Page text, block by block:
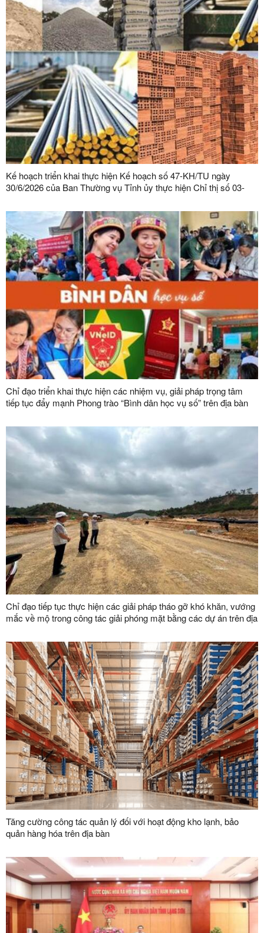
Kế hoạch triển khai thực hiện Kế hoạch số 47-KH/TU ngày
30/6/2026 của Ban Thường vụ Tỉnh ủy thực hiện Chỉ thị số 03-
đạo của Đảng đối với công tác quản lý, phát triển vật liệu xây
dựng trong giai đoạn mới
Chỉ đạo triển khai thực hiện các nhiệm vụ, giải pháp trọng tâm
tiếp tục đẩy mạnh Phong trào “Bình dân học vụ số” trên địa bàn
Chỉ đạo tiếp tục thực hiện các giải pháp tháo gỡ khó khăn, vướng
mắc về mộ trong công tác giải phóng mặt bằng các dự án trên địa
Tăng cường công tác quản lý đối với hoạt động kho lạnh, bảo
quản hàng hóa trên địa bàn